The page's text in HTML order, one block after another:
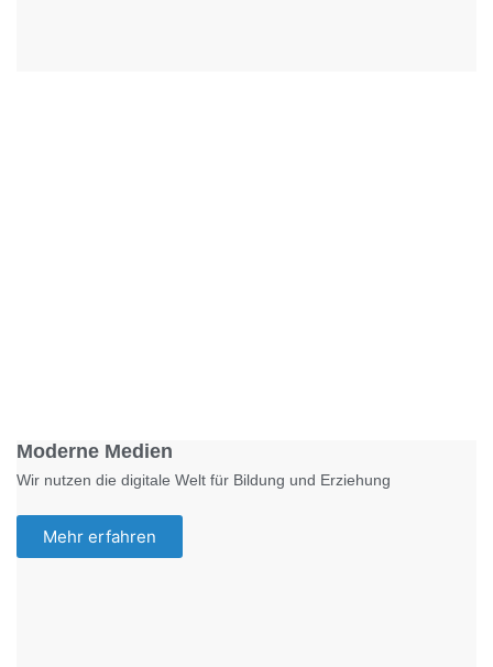
Moderne Medien
Wir nutzen die digitale Welt für Bildung und Erziehung
Mehr erfahren